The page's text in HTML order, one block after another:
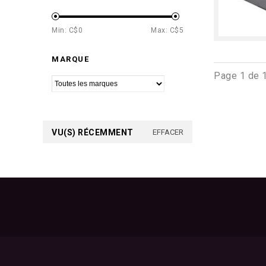
Page 1 de
Min: C$ 0 Max: C$ 5
MARQUE
VU(S) RÉCEMMENT EFFACER